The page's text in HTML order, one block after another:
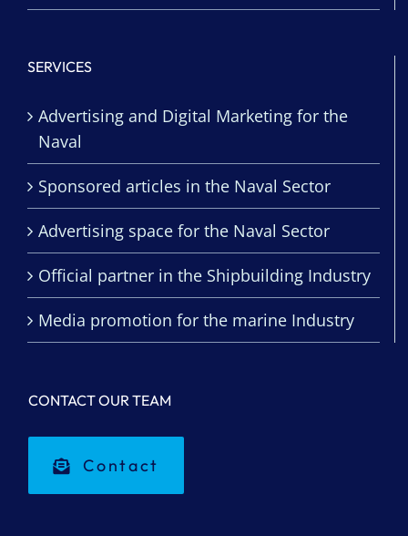
SERVICES
Advertising and Digital Marketing for the
Naval
Sponsored articles in the Naval Sector
Advertising space for the Naval Sector
Official partner in the Shipbuilding Industry
Media promotion for the marine Industry
CONTACT OUR TEAM
Contact